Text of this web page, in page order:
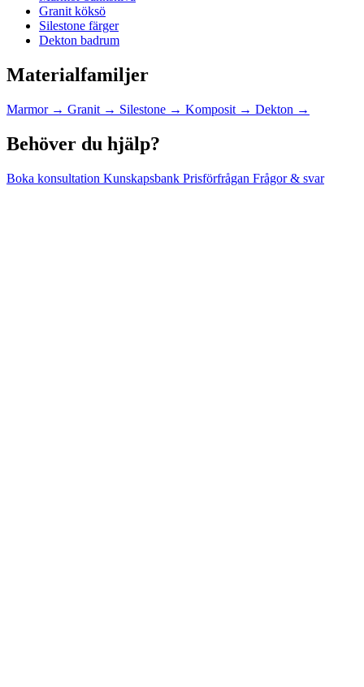
Granit köksö
Silestone färger
Dekton badrum
Materialfamiljer
Marmor → Granit → Silestone → Komposit → Dekton →
Behöver du hjälp?
Boka konsultation Kunskapsbank Prisförfrågan Frågor & svar